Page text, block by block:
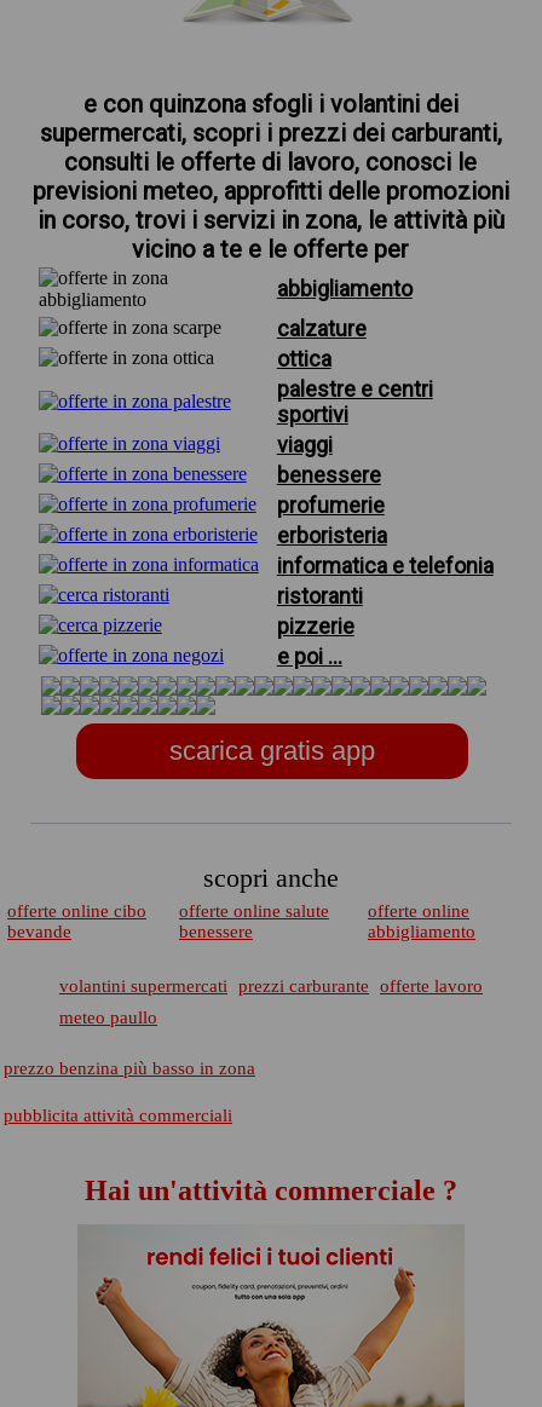
e con quinzona sfogli i volantini dei
supermercati, scopri i prezzi dei carburanti,
consulti le offerte di lavoro, conosci le
previsioni meteo, approfitti delle promozioni
in corso, trovi i servizi in zona, le attività più
vicino a te e le offerte per
abbigliamento
calzature
ottica
palestre e centri
sportivi
viaggi
benessere
profumerie
erboristeria
informatica e telefonia
ristoranti
pizzerie
e poi ...
scarica gratis app
scopri anche
offerte online cibo
bevande
offerte online salute
benessere
offerte online
abbigliamento
volantini supermercati prezzi carburante
offerte lavoro
meteo paullo
prezzo benzina più basso in zona
pubblicita attività commerciali
Hai un'attività commerciale ?